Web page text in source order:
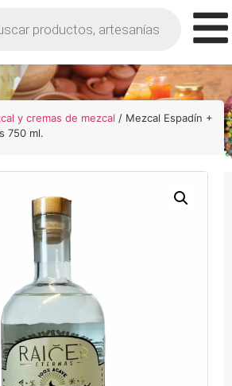
y cremas de mezcal / Mezcal Espadín +
750 ml.